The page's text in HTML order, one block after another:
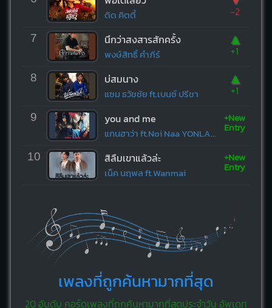
ดิด คิตตี้ -2
7 นึกว่าสงสารสักครั้ง
พงษ์สิทธิ์ คำภีร์
▲
+1
8 บ่สมนาง
แซม ธวัชชัย ft.เบนซ์ ปรีชา
▲
+1
9 you and me
แกนฮาว่า ft.Noi Naa YONLAPA
+New
Entry
10 สิลืมเขาแล้วล่ะ
เน็ค นฤพล ft.Wanmai
+New
Entry
เพลงที่ถูกค้นหามากที่สุด
20 อันดับ คอร์ดเพลงที่ถูกค้นหามากที่สุดประจำวัน อัพเดท